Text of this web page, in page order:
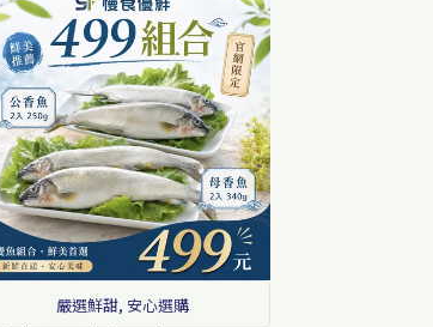
嚴選鮮甜, 安心選購